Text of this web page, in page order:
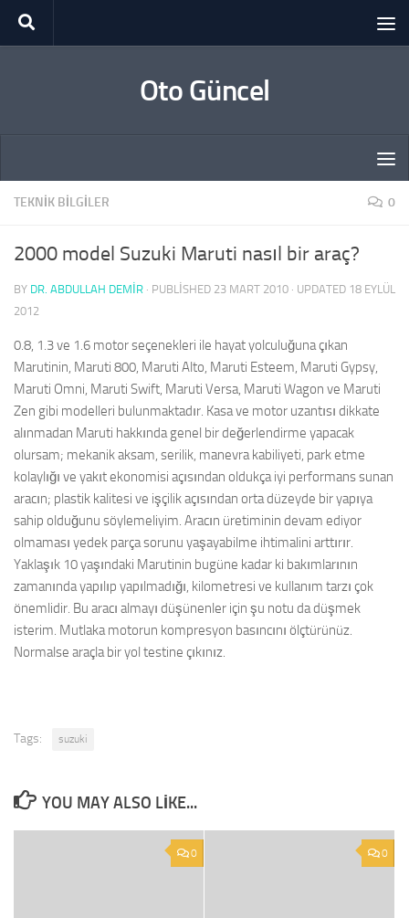
Skip to content
Oto Güncel
TEKNIK BILGILER 0
2000 model Suzuki Maruti nasıl bir araç?
BY DR. ABDULLAH DEMİR · PUBLISHED 23 MART 2010 · UPDATED 18 EYLÜL
2012
0.8, 1.3 ve 1.6 motor seçenekleri ile hayat yolculuğuna çıkan
Marutinin, Maruti 800, Maruti Alto, Maruti Esteem, Maruti Gypsy,
Maruti Omni, Maruti Swift, Maruti Versa, Maruti Wagon ve Maruti
Zen gibi modelleri bulunmaktadır. Kasa ve motor uzantısı dikkate
alınmadan Maruti hakkında genel bir değerlendirme yapacak
olursam; mekanik aksam, serilik, manevra kabiliyeti, park etme
kolaylığı ve yakıt ekonomisi açısından oldukça iyi performans sunan
aracın; plastik kalitesi ve işçilik açısından orta düzeyde bir yapıya
sahip olduğunu söylemeliyim. Aracın üretiminin devam ediyor
olmaması yedek parça sorunu yaşayabilme ihtimalini arttırır.
Yaklaşık 10 yaşındaki Marutinin bugüne kadar ki bakımlarının
zamanında yapılıp yapılmadığı, kilometresi ve kullanım tarzı çok
önemlidir. Bu aracı almayı düşünenler için şu notu da düşmek
isterim. Mutlaka motorun kompresyon basıncını ölçtürünüz.
Normalse araçla bir yol testine çıkınız.
Tags: suzuki
YOU MAY ALSO LIKE...
0 0